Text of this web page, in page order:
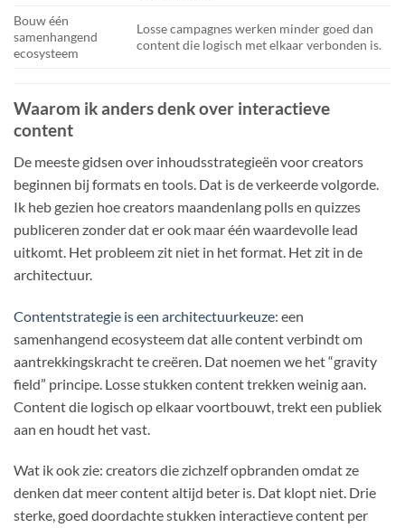
Bouw één
samenhangend
ecosysteem
Losse campagnes werken minder goed dan
content die logisch met elkaar verbonden is.
Waarom ik anders denk over interactieve
content
De meeste gidsen over inhoudsstrategieën voor creators
beginnen bij formats en tools. Dat is de verkeerde volgorde.
Ik heb gezien hoe creators maandenlang polls en quizzes
publiceren zonder dat er ook maar één waardevolle lead
uitkomt. Het probleem zit niet in het format. Het zit in de
architectuur.
Contentstrategie is een architectuurkeuze: een
samenhangend ecosysteem dat alle content verbindt om
aantrekkingskracht te creëren. Dat noemen we het “gravity
field” principe. Losse stukken content trekken weinig aan.
Content die logisch op elkaar voortbouwt, trekt een publiek
aan en houdt het vast.
Wat ik ook zie: creators die zichzelf opbranden omdat ze
denken dat meer content altijd beter is. Dat klopt niet. Drie
sterke, goed doordachte stukken interactieve content per